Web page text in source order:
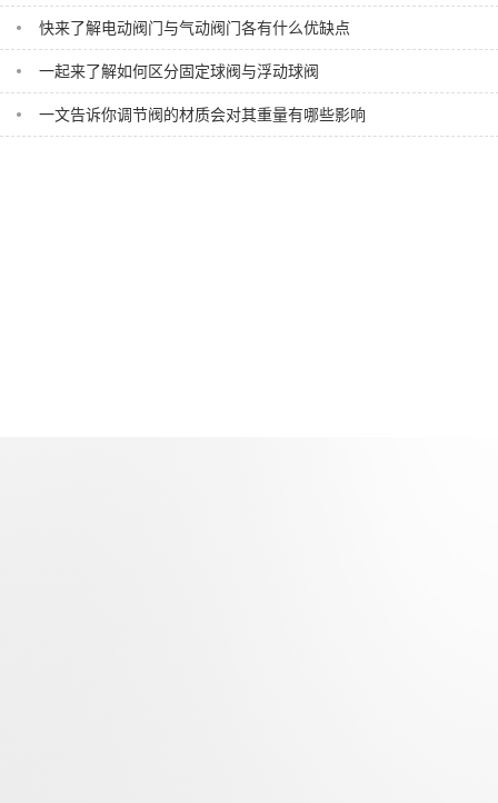
快来了解电动阀门与气动阀门各有什么优缺点
一起来了解如何区分固定球阀与浮动球阀
一文告诉你调节阀的材质会对其重量有哪些影响